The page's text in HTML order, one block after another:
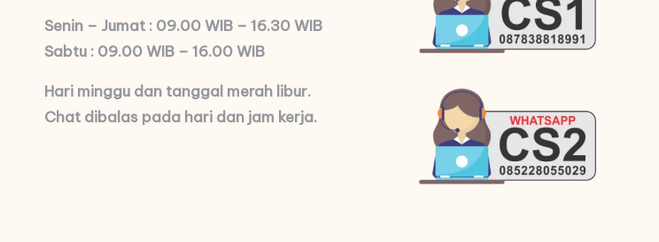
Senin – Jumat : 09.00 WIB – 16.30 WIB
Sabtu : 09.00 WIB – 16.00 WIB
Hari minggu dan tanggal merah libur.
Chat dibalas pada hari dan jam kerja.